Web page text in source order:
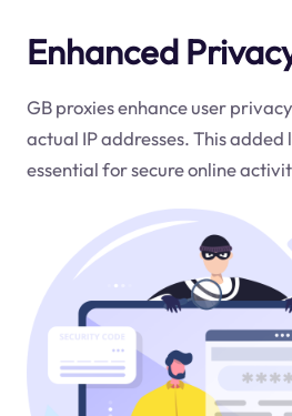
Enhanced
GB proxies enhance user
actual IP addresses. This
essential for secure online